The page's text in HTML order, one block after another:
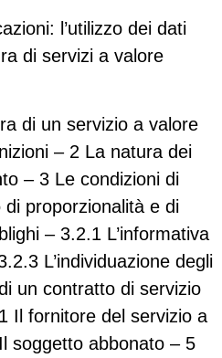
l’utilizzo dei dati
di servizi a valore
di un servizio a valore
– 2 La natura dei
– 3 Le condizioni di
di proporzionalità e di
– 3.2.1 L’informativa
L’individuazione degli
un contratto di servizio
Il fornitore del servizio a
soggetto abbonato – 5